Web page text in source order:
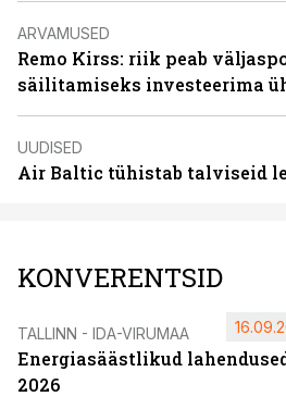
ARVAMUSED
Remo Kirss: riik peab
säilitamiseks investeerima
UUDISED
Air Baltic tühistab talviseid
KONVERENTSID
TALLINN - IDA-VIRUMAA
Energiasäästlikud
2026